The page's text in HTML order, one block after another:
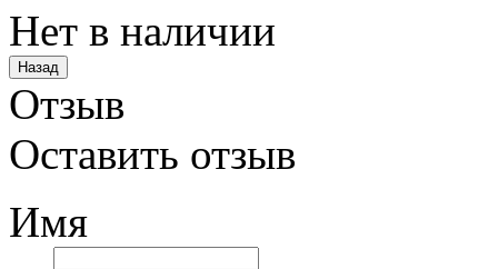
Нет в наличии
Отзыв
Оставить отзыв
Имя